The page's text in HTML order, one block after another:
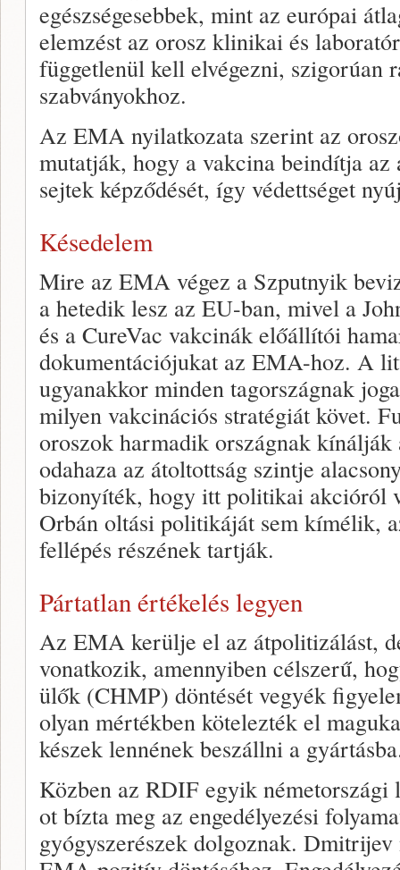
egészségesebbek, mint az európai
elemzést az orosz klinikai és
függetlenül kell elvégezni, szigorúan
szabványokhoz.
Az EMA nyilatkozata szerint az
mutatják, hogy a vakcina beindítja az
sejtek képződését, így védettséget
Késedelem
Mire az EMA végez a Szputnyik
a hetedik lesz az EU-ban, mivel a
és a CureVac vakcinák előállítói
dokumentációjukat az EMA-hoz. A
ugyanakkor minden tagországnak
milyen vakcinációs stratégiát követ.
oroszok harmadik országnak
odahaza az átoltottság szintje
bizonyíték, hogy itt politikai akcióról
Orbán oltási politikáját sem kímélik,
fellépés részének tartják.
Pártatlan értékelés legyen
Az EMA kerülje el az átpolitizálást,
vonatkozik, amennyiben célszerű,
ülők (CHMP) döntését vegyék
olyan mértékben kötelezték el
készek lennének beszállni a
Közben az RDIF egyik németországi
ot bízta meg az engedélyezési
gyógyszerészek dolgoznak.